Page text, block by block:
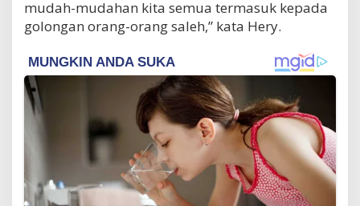
mudah-mudahan kita semua termasuk kepada
golongan orang-orang saleh,” kata Hery.